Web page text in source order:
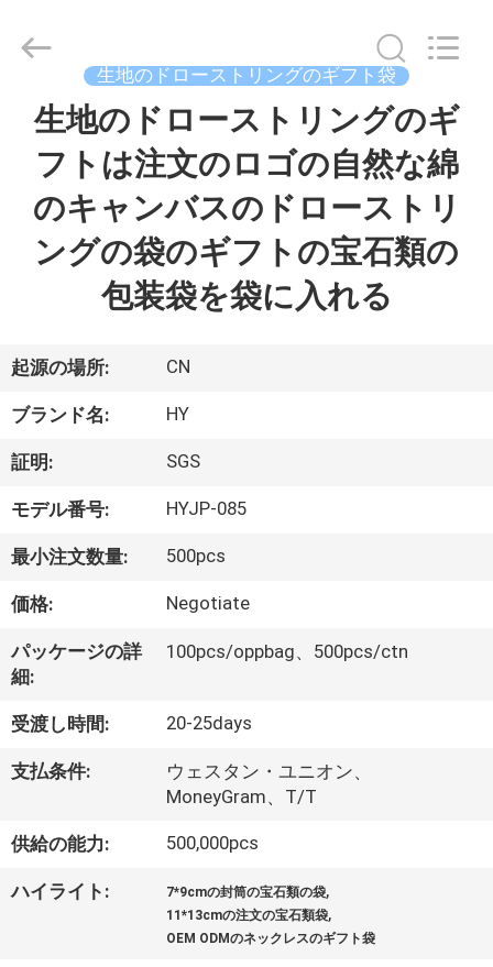
わ
た
し
た
ち
つ
い
て
工
場
ツ
Copyright
giftpackingboxes.com.
ECER
生地のドローストリングのギフト袋
生地のドローストリングのギ
フトは注文のロゴの自然な綿
のキャンバスのドローストリ
ングの袋のギフトの宝石類の
包装袋を袋に入れる
起源の場所: CN
ブランド名: HY
証明: SGS
モデル番号: HYJP-085
最小注文数量: 500pcs
価格: Negotiate
パッケージの詳
細:
100pcs/oppbag、500pcs/ctn
受渡し時間: 20-25days
支払条件:
ウェスタン・ユニオン、
MoneyGram、T/T
供給の能力: 500,000pcs
ハイライト: 7*9cmの封筒の宝石類の袋,
11*13cmの注文の宝石類袋,
OEM ODMのネックレスのギフト袋